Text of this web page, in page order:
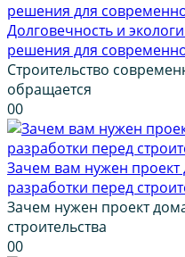
Долговечность и
решения для
Строительство
обращается
00
Зачем вам нужен проект
разработки перед
Зачем нужен проект
строительства
00